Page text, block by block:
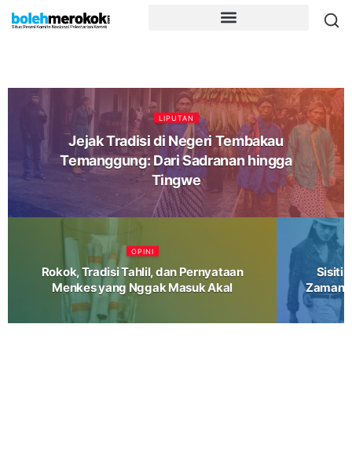
LIPUTAN
Jejak Tradisi di Negeri Tembakau
Temanggung: Dari Sadranan hingga
Tingwe
OPINI
Rokok, Tradisi Tahlil, dan Pernyataan
Menkes yang Nggak Masuk Akal
Zaman